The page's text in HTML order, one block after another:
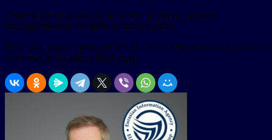
Пройти опрос может любой желающий на портале
государственного и финансового аудита:
Отметим, опрос проходит без указания персональных данных
и открыт до 22 марта 2021 года.